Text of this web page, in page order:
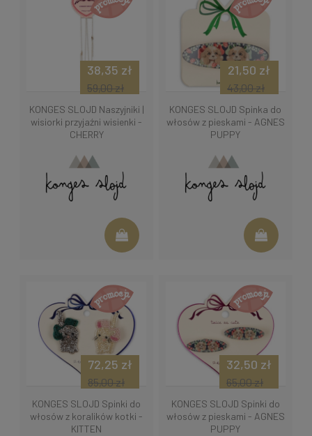
KONGES SLOJD Naszyjniki |
wisiorki przyjaźni wisienki -
CHERRY
38,35 zł
59,00 zł
KONGES SLOJD Spinka do
włosów z pieskami - AGNES
PUPPY
21,50 zł
43,00 zł
KONGES SLOJD Spinki do
włosów z koralików kotki -
KITTEN
72,25 zł
85,00 zł
KONGES SLOJD Spinki do
włosów z pieskami - AGNES
PUPPY
32,50 zł
65,00 zł